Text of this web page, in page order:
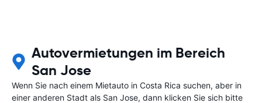
Autovermietungen im Bereich
San Jose
Wenn Sie nach einem Mietauto in Costa Rica suchen, aber in
einer anderen Stadt als San Jose, dann klicken Sie sich bitte